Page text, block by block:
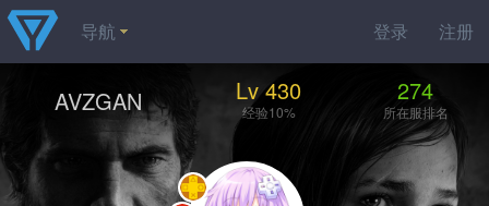
登录 注册
导航
AVZGAN Lv 430
经验10%
274
所在服排名